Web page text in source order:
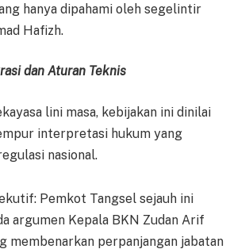
hanya dipahami oleh segelintir
Hafizh.
dan Aturan Teknis
lini masa, kebijakan ini dinilai
interpretasi hukum yang
nasional.
Pemkot Tangsel sejauh ini
argumen Kepala BKN Zudan Arif
membenarkan perpanjangan jabatan